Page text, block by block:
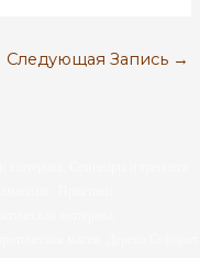
Следующая Запись →